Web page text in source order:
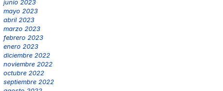
junio 2023
mayo 2023
abril 2023
marzo 2023
febrero 2023
enero 2023
diciembre 2022
noviembre 2022
octubre 2022
septiembre 2022